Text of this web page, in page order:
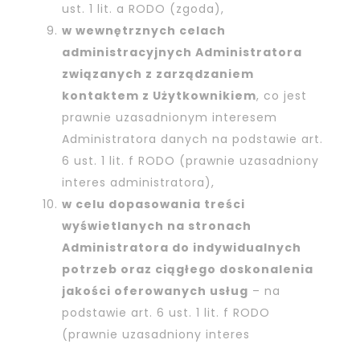
ust. 1 lit. a RODO (zgoda),
w wewnętrznych celach
administracyjnych Administratora
związanych z zarządzaniem
kontaktem z Użytkownikiem, co jest
prawnie uzasadnionym interesem
Administratora danych na podstawie art.
6 ust. 1 lit. f RODO (prawnie uzasadniony
interes administratora),
w celu dopasowania treści
wyświetlanych na stronach
Administratora do indywidualnych
potrzeb oraz ciągłego doskonalenia
jakości oferowanych usług – na
podstawie art. 6 ust. 1 lit. f RODO
(prawnie uzasadniony interes